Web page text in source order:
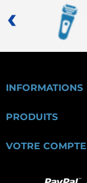
‹
INFORMATIONS
PRODUITS
VOTRE COMPTE